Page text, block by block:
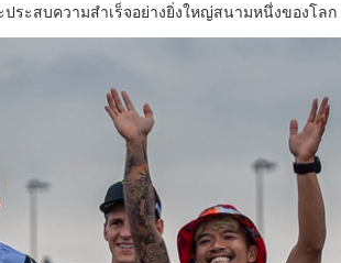
ระสบความสำเร็จอย่างยิ่งใหญ่สนามหนึ่งของโลก